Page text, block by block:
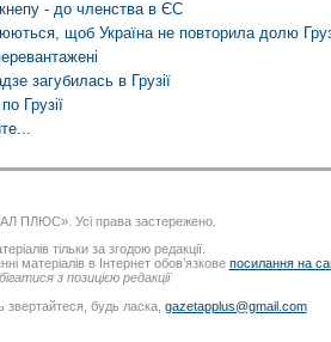
- до членства в ЄС
щоб Україна не повторила долю
загубилась в Грузії
Грузії
ПЛЮС». Усі права застережено.
тільки за згодою редакції.
матеріалів в Інтернет обов’язкове посилання на
з позицією редакції
звертайтеся, будь ласка, gazetapplus@gmail.com